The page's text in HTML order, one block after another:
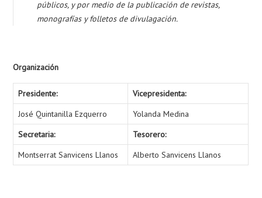
públicos, y por medio de la publicación de revistas,
monografías y folletos de divulagación.
Organización
Presidente:
Vicepresidenta:
José Quintanilla Ezquerro
Yolanda Medina
Secretaria:
Tesorero:
Montserrat Sanvicens Llanos
Alberto Sanvicens Llanos